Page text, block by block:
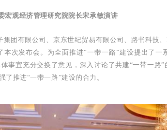
宏观经济管理研究院院长宋承敏演讲
团有限公司、京东世纪贸易有限公司、路书科技
次发布会。为全面推进“一带一路”建设提出了一
事宜充分交换了意见，深入讨论了共建“一带一路
推进“一带一路”建设的合力。